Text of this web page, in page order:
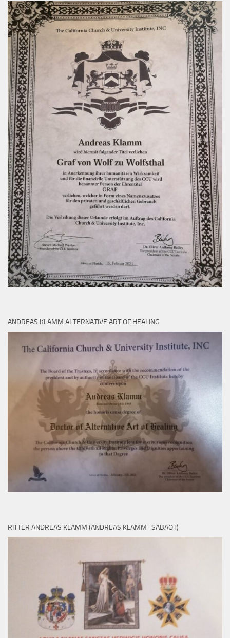
ANDREAS KLAMM ALTERNATIVE ART OF HEALING
RITTER ANDREAS KLAMM (ANDREAS KLAMM -SABAOT)